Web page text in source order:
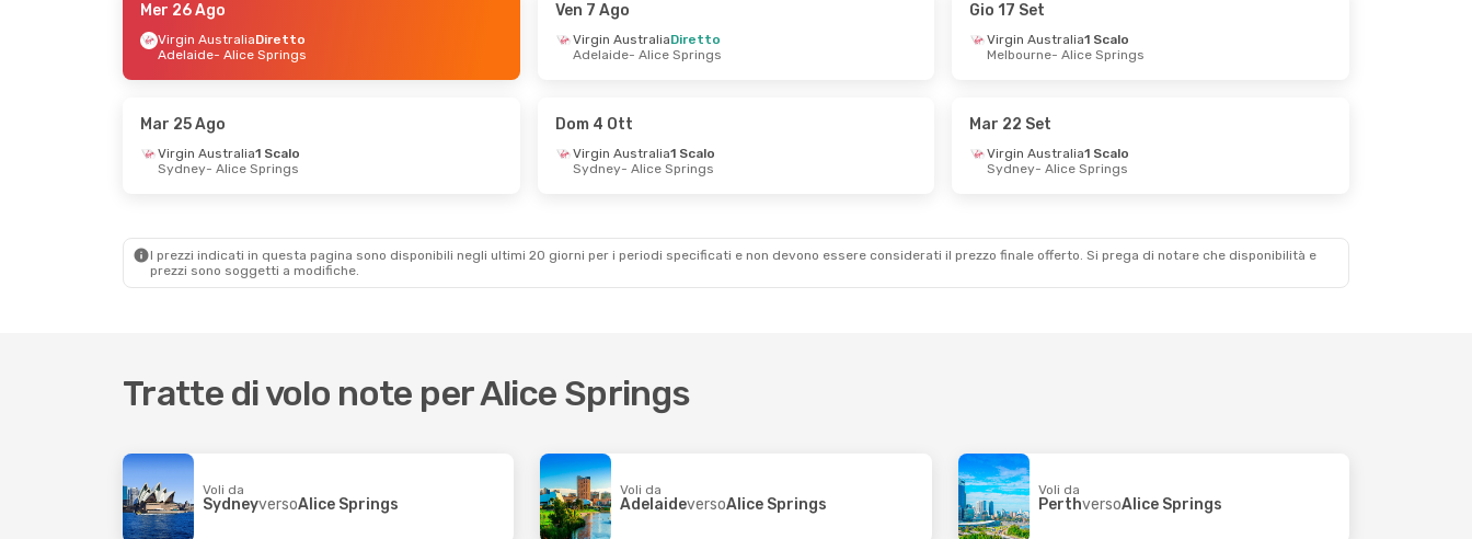
- Lun 10 Ago
Diretto
- Alice Springs
- Alice Springs
- Lun 14 Set
- Canberra
Alice Springs
- Darwin
Mer 26 Ago
Virgin AustraliaDiretto
Adelaide- Alice Springs
Ven 7 Ago
Virgin AustraliaDiretto
Adelaide- Alice Springs
Gio 17 Set
Virgin Australia1 Scalo
Melbourne- Alice Springs
Mar 25 Ago
Virgin Australia1 Scalo
Sydney- Alice Springs
Dom 4 Ott
Virgin Australia1 Scalo
Sydney- Alice Springs
Mar 22 Set
Virgin Australia1 Scalo
Sydney- Alice Springs
I prezzi indicati in questa pagina sono disponibili negli ultimi 20 giorni per i periodi specificati e non devono essere considerati il ​​prezzo finale offerto. Si prega di notare che disponibilità e
prezzi sono soggetti a modifiche.
Tratte di volo note per Alice Springs
Voli da
SydneyversoAlice Springs
Voli da
AdelaideversoAlice Springs
Voli da
PerthversoAlice Springs